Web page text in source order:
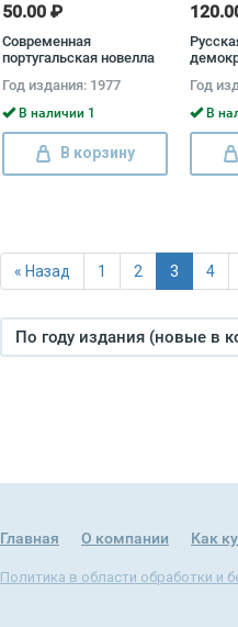
50.00 ₽
Современная
португальская новелла
Год издания: 1977
В наличии 1
В корзину
Год
В
« Назад 1 2 3 4
По году издания (новые в
Главная О компании Как
Политика в области обработки и